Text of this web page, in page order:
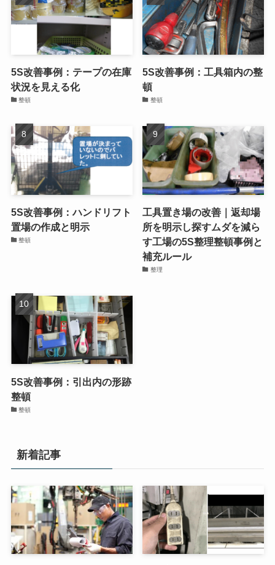
5S改善事例：テープの在庫
状況を見える化
整頓
5S改善事例：工具箱内の整
頓
整頓
5S改善事例：ハンドリフト
置場の作成と明示
整頓
工具置き場の改善｜返却場
所を明示し探すムダを減ら
す工場の5S整理整頓事例と
補充ルール
整理
5S改善事例：引出内の形跡
整頓
整頓
新着記事